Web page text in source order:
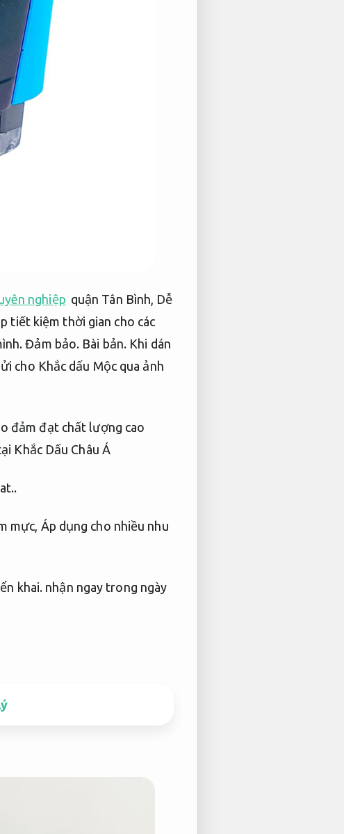
nghiệp quận Tân Bình, Dễ
tiết kiệm thời gian cho các
Đảm bảo. Bài bản. Khi dán
cho Khắc dấu Mộc qua ảnh
đảm đạt chất lượng cao
Khắc Dấu Châu Á
mực, Áp dụng cho nhiều nhu
khai. nhận ngay trong ngày